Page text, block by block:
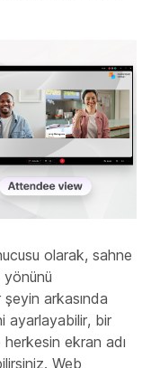
olarak, sahne
yönünü
arkasında
ayarlayabilir, bir
ekran adı
Web